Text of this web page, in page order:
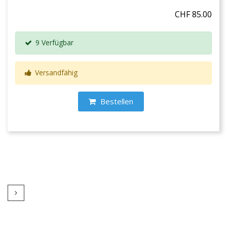
CHF 85.00
9 Verfügbar
Versandfähig
Bestellen
Weiter